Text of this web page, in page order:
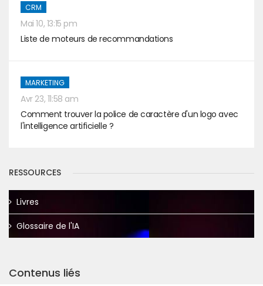
CRM
Mai 10, 13:15 pm
Liste de moteurs de recommandations
MARKETING
Avr 23, 11:58 am
Comment trouver la police de caractère d'un logo avec
l'intelligence artificielle ?
RESSOURCES
Livres
Glossaire de l'IA
Contenus liés